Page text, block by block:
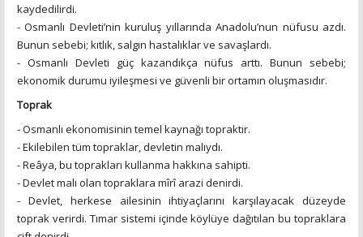
kaydedilirdi.
- Osmanlı Devleti’nin kuruluş yıllarında Anadolu’nun nüfusu azdı.
Bunun sebebi; kıtlık, salgın hastalıklar ve savaşlardı.
- Osmanlı Devleti güç kazandıkça nüfus arttı. Bunun sebebi;
ekonomik durumu iyileşmesi ve güvenli bir ortamın oluşmasıdır.
Toprak
- Osmanlı ekonomisinin temel kaynağı topraktır.
- Ekilebilen tüm topraklar, devletin malıydı.
- Reâya, bu toprakları kullanma hakkına sahipti.
- Devlet malı olan topraklara mîrî arazi denirdi.
- Devlet, herkese ailesinin ihtiyaçlarını karşılayacak düzeyde
toprak verirdi. Tımar sistemi içinde köylüye dağıtılan bu topraklara